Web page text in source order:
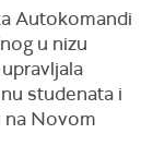
Autokomandi
u nizu
studenata i
Novom